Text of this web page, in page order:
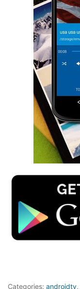
Categories: androidtv,